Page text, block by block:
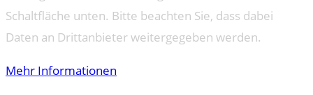
Schaltfläche unten. Bitte beachten Sie, dass dabei
Daten an Drittanbieter weitergegeben werden.
Mehr Informationen